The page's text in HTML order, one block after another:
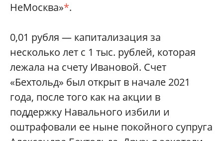
НеМосква»*.
0,01 рубля — капитализация за
несколько лет с 1 тыс. рублей, которая
лежала на счету Ивановой. Счет
«Бехтольд» был открыт в начале 2021
года, после того как на акции в
поддержку Навального избили и
оштрафовали ее ныне покойного супруга